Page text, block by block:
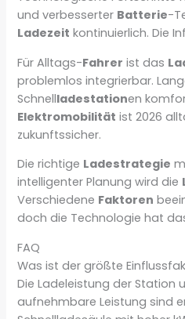
und verbesserter Batterie-
Ladezeit kontinuierlich. Die
Für Alltags-Fahrer ist das
problemlos integrierbar.
Schnellladestationen
Elektromobilität ist 2026
zukunftssicher.
Die richtige Ladestrategie
intelligenter Planung wird die
Verschiedene Faktoren
doch die Technologie hat
FAQ
Was ist der größte
Die Ladeleistung der Station
aufnehmbare Leistung sind